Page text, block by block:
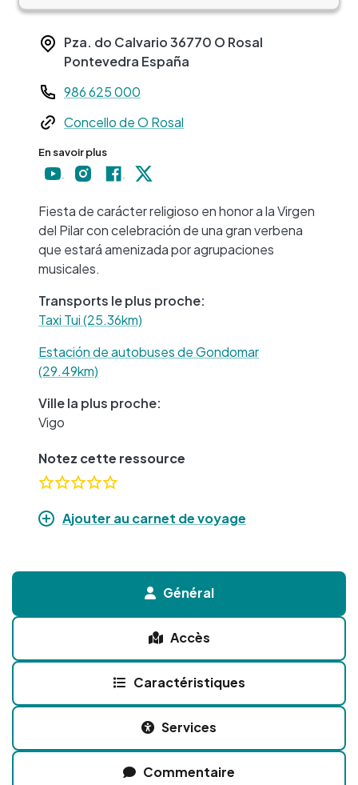
Pza. do Calvario36770 O Rosal
Pontevedra España
Teléfono
986 625 000
WebConcello de O Rosal
En savoir plus
Fiesta de carácter religioso en honor a la Virgen
del Pilar con celebración de una gran verbena
que estará amenizada por agrupaciones
musicales.
Transports le plus proche:
Taxi Tui (25.36km)
Estación de autobuses de Gondomar
(29.49km)
Ville la plus proche:
Vigo
Notez cette ressource
Ajouter au carnet de voyage
Général
Accès
Caractéristiques
Services
Commentaire